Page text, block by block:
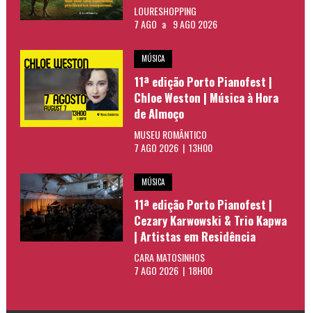
LOURESHOPPING
7 AGO a 9 AGO 2026
MÚSICA
11ª edição Porto Pianofest |
Chloe Weston | Música à Hora
de Almoço
MUSEU ROMÂNTICO
7 AGO 2026 | 13H00
MÚSICA
11ª edição Porto Pianofest |
Cezary Karwowski & Trio Kapwa
| Artistas em Residência
CARA MATOSINHOS
7 AGO 2026 | 18H00